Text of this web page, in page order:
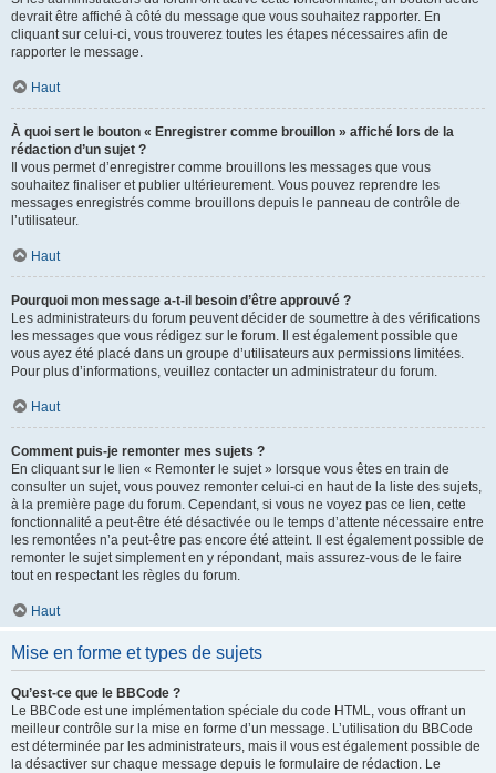
devrait être affiché à côté du message que vous souhaitez rapporter. En
cliquant sur celui-ci, vous trouverez toutes les étapes nécessaires afin de
rapporter le message.
Haut
À quoi sert le bouton « Enregistrer comme brouillon » affiché lors de la
rédaction d’un sujet ?
Il vous permet d’enregistrer comme brouillons les messages que vous
souhaitez finaliser et publier ultérieurement. Vous pouvez reprendre les
messages enregistrés comme brouillons depuis le panneau de contrôle de
l’utilisateur.
Haut
Pourquoi mon message a-t-il besoin d’être approuvé ?
Les administrateurs du forum peuvent décider de soumettre à des vérifications
les messages que vous rédigez sur le forum. Il est également possible que
vous ayez été placé dans un groupe d’utilisateurs aux permissions limitées.
Pour plus d’informations, veuillez contacter un administrateur du forum.
Haut
Comment puis-je remonter mes sujets ?
En cliquant sur le lien « Remonter le sujet » lorsque vous êtes en train de
consulter un sujet, vous pouvez remonter celui-ci en haut de la liste des sujets,
à la première page du forum. Cependant, si vous ne voyez pas ce lien, cette
fonctionnalité a peut-être été désactivée ou le temps d’attente nécessaire entre
les remontées n’a peut-être pas encore été atteint. Il est également possible de
remonter le sujet simplement en y répondant, mais assurez-vous de le faire
tout en respectant les règles du forum.
Haut
Mise en forme et types de sujets
Qu’est-ce que le BBCode ?
Le BBCode est une implémentation spéciale du code HTML, vous offrant un
meilleur contrôle sur la mise en forme d’un message. L’utilisation du BBCode
est déterminée par les administrateurs, mais il vous est également possible de
la désactiver sur chaque message depuis le formulaire de rédaction. Le